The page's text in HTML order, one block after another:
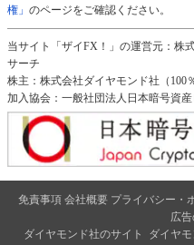
権」 のページをご確認ください。
当サイト「ザイFX！」の運営元：株
サーチ
株主：株式会社ダイヤモンド社（100％
加入協会：一般社団法人日本暗号資産
免責事項 会社概要 プライバシー・
広
ダイヤモンド社のサイト
ダイヤ